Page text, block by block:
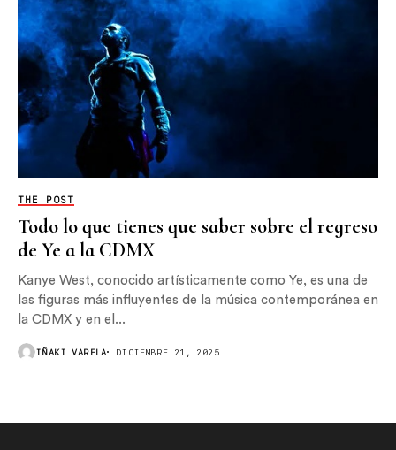
THE POST
Todo lo que tienes que saber sobre el regreso
de Ye a la CDMX
Kanye West, conocido artísticamente como Ye, es una de
las figuras más influyentes de la música contemporánea en
la CDMX y en el...
IÑAKI VARELA DICIEMBRE 21, 2025